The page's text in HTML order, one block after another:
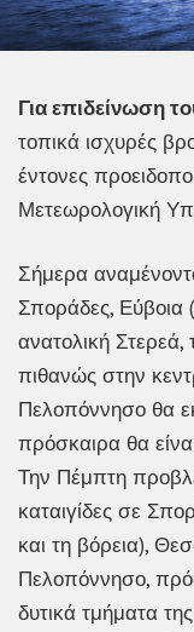
Για επιδείνωση
τοπικά ισχυρές
έντονες
Μετεωρολογική
Σήμερα
Σποράδες, Εύβοια
ανατολική Στερεά,
πιθανώς στην
Πελοπόννησο θα
πρόσκαιρα θα
Την Πέμπτη
καταιγίδες σε
και τη βόρεια),
Πελοπόννησο,
δυτικά τμήματα